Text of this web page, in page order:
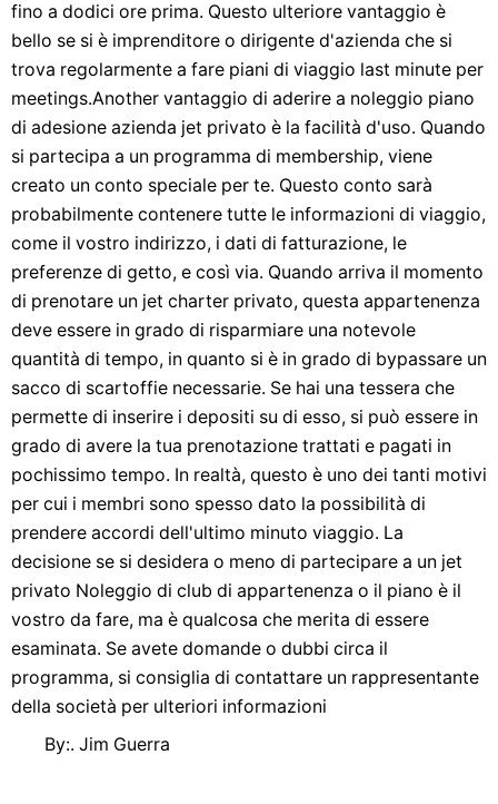
fino a dodici ore prima. Questo ulteriore vantaggio è
bello se si è imprenditore o dirigente d'azienda che si
trova regolarmente a fare piani di viaggio last minute per
meetings.Another vantaggio di aderire a noleggio piano
di adesione azienda jet privato è la facilità d'uso. Quando
si partecipa a un programma di membership, viene
creato un conto speciale per te. Questo conto sarà
probabilmente contenere tutte le informazioni di viaggio,
come il vostro indirizzo, i dati di fatturazione, le
preferenze di getto, e così via. Quando arriva il momento
di prenotare un jet charter privato, questa appartenenza
deve essere in grado di risparmiare una notevole
quantità di tempo, in quanto si è in grado di bypassare un
sacco di scartoffie necessarie. Se hai una tessera che
permette di inserire i depositi su di esso, si può essere in
grado di avere la tua prenotazione trattati e pagati in
pochissimo tempo. In realtà, questo è uno dei tanti motivi
per cui i membri sono spesso dato la possibilità di
prendere accordi dell'ultimo minuto viaggio. La
decisione se si desidera o meno di partecipare a un jet
privato Noleggio di club di appartenenza o il piano è il
vostro da fare, ma è qualcosa che merita di essere
esaminata. Se avete domande o dubbi circa il
programma, si consiglia di contattare un rappresentante
della società per ulteriori informazioni
By:. Jim Guerra